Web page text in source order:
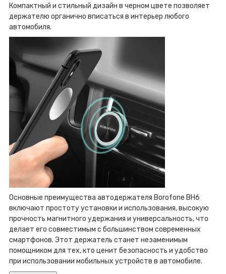
Компактный и стильный дизайн в черном цвете позволяет
держателю органично вписаться в интерьер любого
автомобиля.
Основные преимущества автодержателя Borofone BH6
включают простоту установки и использования, высокую
прочность магнитного удержания и универсальность, что
делает его совместимым с большинством современных
смартфонов. Этот держатель станет незаменимым
помощником для тех, кто ценит безопасность и удобство
при использовании мобильных устройств в автомобиле.